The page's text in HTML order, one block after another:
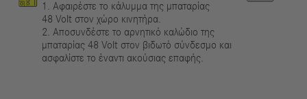
1. Αφαιρέστε το κάλυμμα της μπαταρίας
48 Volt στον χώρο κινητήρα.
2. Αποσυνδέστε το αρνητικό καλώδιο της
μπαταρίας 48 Volt στον βιδωτό σύνδεσμο και
ασφαλίστε το έναντι ακούσιας επαφής.